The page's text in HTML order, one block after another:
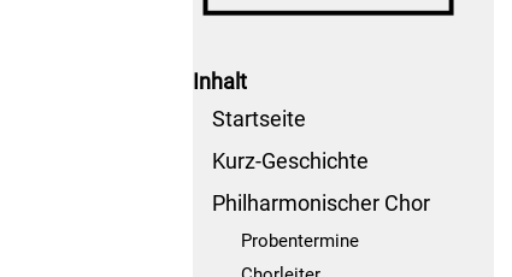
Inhalt
Startseite
Kurz-Geschichte
Philharmonischer Chor
Probentermine